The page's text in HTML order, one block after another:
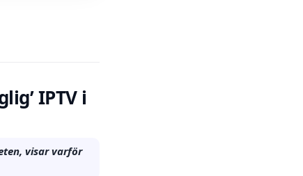
IPTV i
visar varför